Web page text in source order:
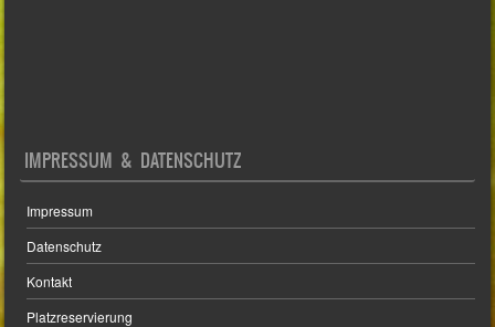
IMPRESSUM & DATENSCHUTZ
Impressum
Datenschutz
Kontakt
Platzreservierung